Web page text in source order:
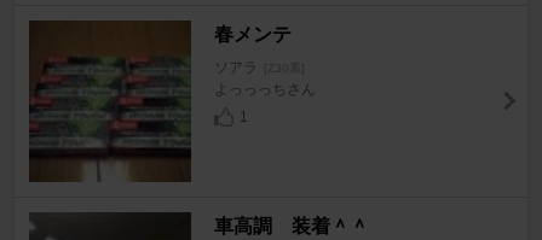
春メンテ
ソアラ [Z30系]
よっっっちさん
1
車高調 装着＾＾